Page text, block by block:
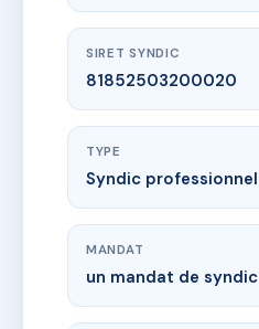
SIRET SYNDIC
81852503200020
TYPE
Syndic professionnel
MANDAT
un mandat de syndic